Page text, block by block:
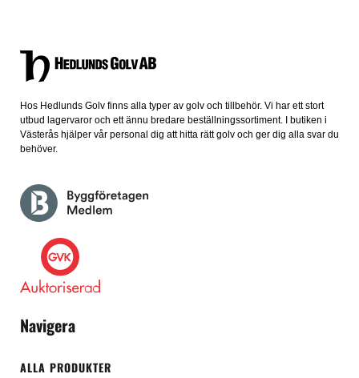
Hos Hedlunds Golv finns alla typer av golv och tillbehör. Vi har ett stort
utbud lagervaror och ett ännu bredare beställningssortiment. I butiken i
Västerås hjälper vår personal dig att hitta rätt golv och ger dig alla svar du
behöver.
Navigera
ALLA PRODUKTER